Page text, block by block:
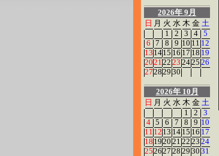
2026年 9月
日 月 火 水 木 金 土
1
2 3 4
5
6 7 8 9 10 11 12
131415 16 17 18 19
2021 22 23 2425 26
272829 30
2026年 10月
日 月 火 水 木 金 土
1
2
3
4 5 6 7 8 9 10
11 12 13 14 15 16 17
181920 21 22 23 24
252627 28 29 30 31